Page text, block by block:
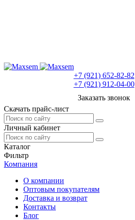
+7 (921) 652-82-82
+7 (921) 912-04-00
Заказать звонок
Скачать прайс-лист
Личный кабинет
Каталог
Фильтр
Компания
О компании
Оптовым покупателям
Доставка и возврат
Контакты
Блог